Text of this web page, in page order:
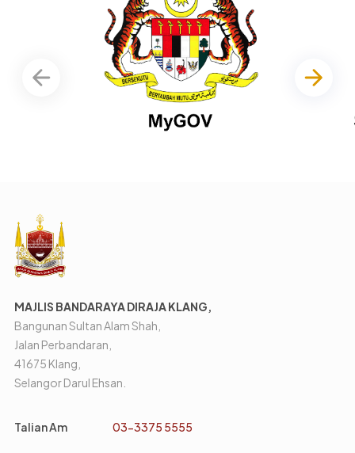
MAJLIS BANDARAYA DIRAJA KLANG,
Bangunan Sultan Alam Shah,
Jalan Perbandaran,
41675 Klang,
Selangor Darul Ehsan.
Talian Am 03-3375 5555